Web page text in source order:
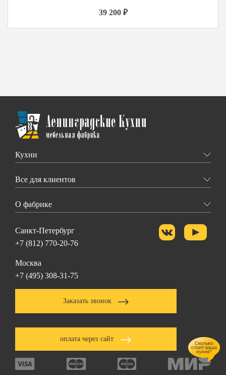
39 200 ₽
Кухни
Все для клиентов
О фабрике
Санкт-Петербург
+7 (812) 770-20-76
Москва
+7 (495) 308-31-75
Заказать звонок
оплата через сайт